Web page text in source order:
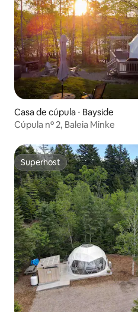
Casa de cúpula ⋅ Bayside
Cúpula nº 2, Baleia Minke
Superhost
Superhost